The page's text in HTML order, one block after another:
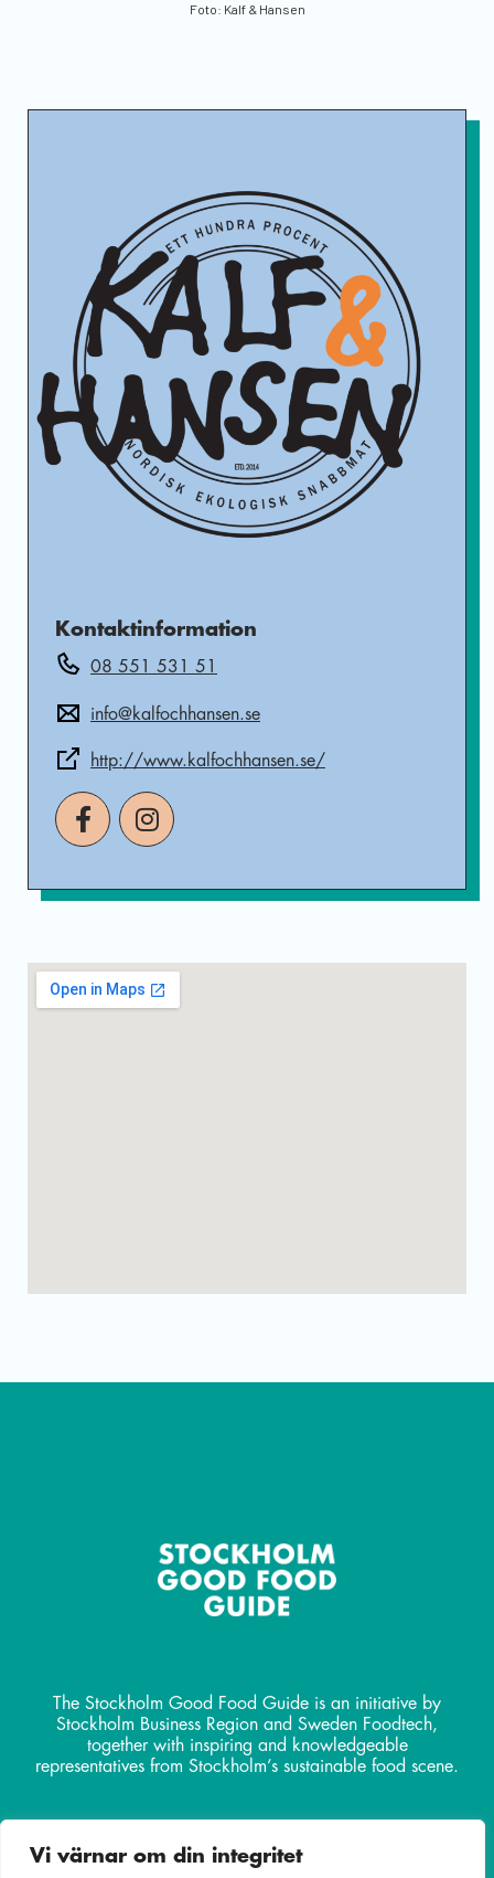
Vi värnar om din integritet
Foto: Kalf & Hansen
Kontaktinformation
08 551 531 51
info@kalfochhansen.se
http://www.kalfochhansen.se/
The Stockholm Good Food Guide is an initiative by
Stockholm Business Region and Sweden Foodtech,
together with inspiring and knowledgeable
representatives from Stockholm’s sustainable food scene.